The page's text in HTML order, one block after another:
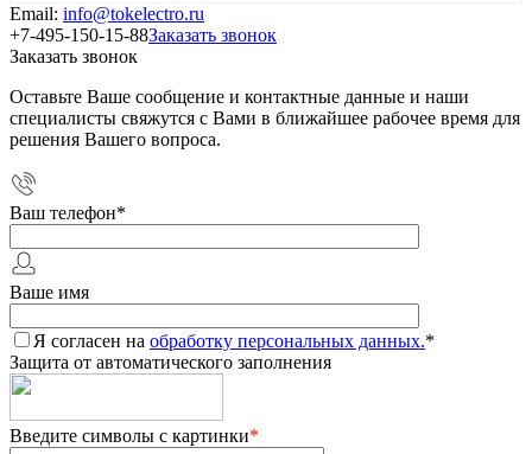
Email: info@tokelectro.ru
+7-495-150-15-88Заказать звонок
Заказать звонок
Оставьте Ваше сообщение и контактные данные и наши
специалисты свяжутся с Вами в ближайшее рабочее время для
решения Вашего вопроса.
Ваш телефон*
Ваше имя
Я согласен на обработку персональных данных.*
Защита от автоматического заполнения
Введите символы с картинки*